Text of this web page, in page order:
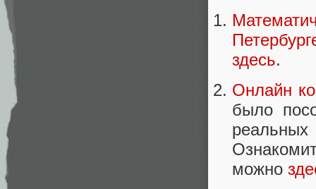
здесь.
Онлайн
было
можно